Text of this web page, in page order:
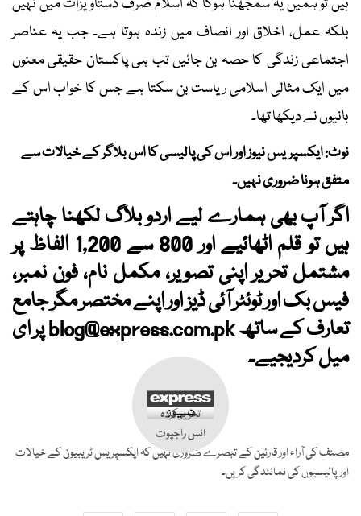
ہیں تو ہمیں یہ سمجھنا ہوگا کہ اسلام صرف دستاویزات میں نہیں
بلکہ عمل، اخلاق اور انصاف میں زندہ ہوتا ہے۔ جب یہ عناصر
اجتماعی زندگی کا حصہ بن جائیں تب ہی پاکستان حقیقی معنوں
میں ایک مثالی اسلامی ریاست بن سکتا ہے جس کا خواب اس کے
بانیوں نے دیکھا تھا۔
نوٹ: ایکسپریس نیوز اور اس کی پالیسی کا اس بلاگر کے خیالات سے
متفق ہونا ضروری نہیں۔
اگر آپ بھی ہمارے لیے اردو بلاگ لکھنا چاہتے
ہیں تو قلم اٹھائیے اور 800 سے 1,200 الفاظ پر
مشتمل تحریر اپنی تصویر، مکمل نام، فون نمبر،
فیس بک اور ٹوئٹر آئی ڈیز اور اپنے مختصر مگر جامع
تعارف کے ساتھblog@express.com.pkپر ای
میل کردیجیے۔
تحریر کردہ
انس راجپوت
مصنف کی آراء اور قارئین کے تبصرے ضروری نہیں کہ ایکسپریس ٹریبیون کے خیالات
اور پالیسیوں کی نمائندگی کریں۔